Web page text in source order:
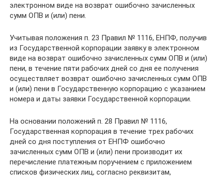
электронном виде на возврат ошибочно зачисленных
сумм ОПВ и (или) пени.
Учитывая положения п. 23 Правил № 1116, ЕНПФ, получив
из Государственной корпорации заявку в электронном
виде на возврат ошибочно зачисленных сумм ОПВ и (или)
пени, в течение пяти рабочих дней со дня ее получения
осуществляет возврат ошибочно зачисленных сумм ОПВ
и (или) пени в Государственную корпорацию с указанием
номера и даты заявки Государственной корпорации.
На основании положений п. 28 Правил № 1116,
Государственная корпорация в течение трех рабочих
дней со дня поступления от ЕНПФ ошибочно
зачисленных сумм ОПВ и (или) пени производит их
перечисление платежным поручением с приложением
списков физических лиц, согласно реквизитам,